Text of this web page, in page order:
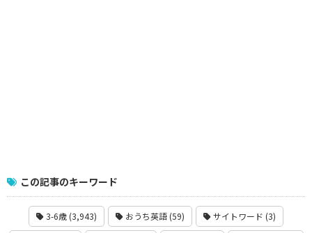
この記事のキーワード
3-6歳 (3,943) おうち英語 (59) サイトワード (3)